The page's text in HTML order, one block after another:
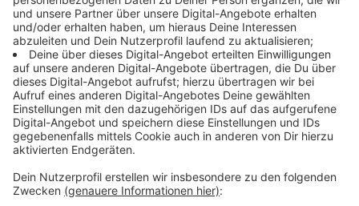
Solange blieb das Fährschiff auf einer Sandbank vor
Langel liegen.
Anzeige
Weitere Meldungen aus Leverkusen
Anzeige
Neuer Aufzug am Bahnhof Opladen geht in Betrieb